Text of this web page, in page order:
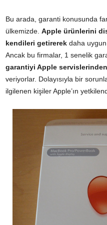
Bu arada, garanti konusunda
ülkemizde. Apple ürünlerini
kendileri getirerek daha
Ancak bu firmalar, 1 senelik
garantiyi Apple
veriyorlar. Dolayısıyla bir
ilgilenen kişiler Apple’ın